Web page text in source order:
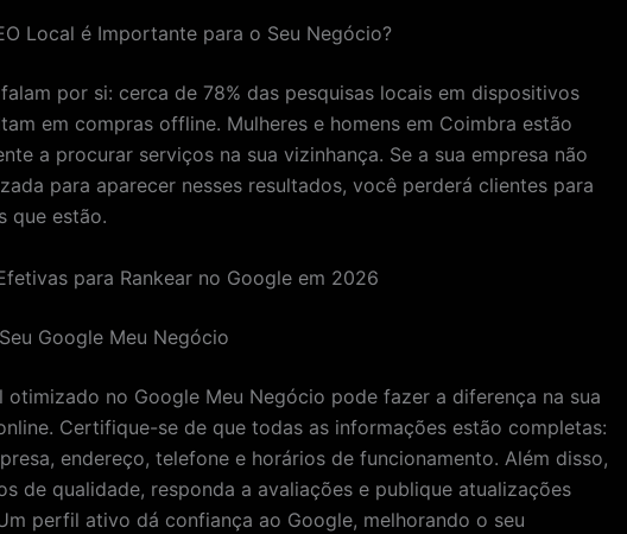
Local é Importante para o Seu Negócio?
por si: cerca de 78% das pesquisas locais em dispositivos
em compras offline. Mulheres e homens em Coimbra estão
a procurar serviços na sua vizinhança. Se a sua empresa não
para aparecer nesses resultados, você perderá clientes para
que estão.
para Rankear no Google em 2026
Google Meu Negócio
otimizado no Google Meu Negócio pode fazer a diferença na sua
Certifique-se de que todas as informações estão completas:
endereço, telefone e horários de funcionamento. Além disso,
de qualidade, responda a avaliações e publique atualizações
perfil ativo dá confiança ao Google, melhorando o seu